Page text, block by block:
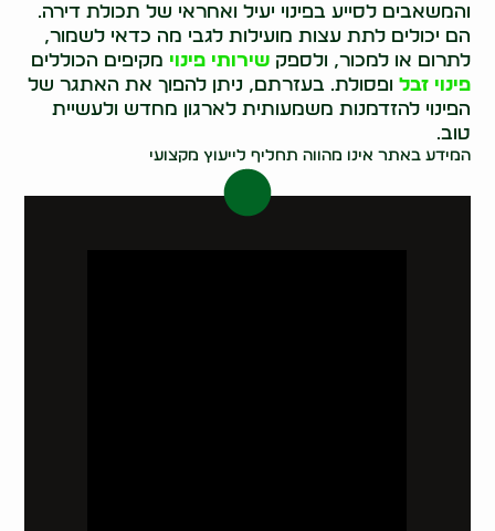
והמשאבים לסייע בפינוי יעיל ואחראי של תכולת דירה.
הם יכולים לתת עצות מועילות לגבי מה כדאי לשמור,
לתרום או למכור, ולספקשירותי פינוי מקיפים הכוללים
פינוי זבל ופסולת. בעזרתם, ניתן להפוך את האתגר של
הפינוי להזדמנות משמעותית לארגון מחדש ולעשיית
טוב.
המידע באתר אינו מהווה תחליף לייעוץ מקצועי